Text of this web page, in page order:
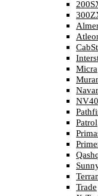
Micra
Patrol
Trade